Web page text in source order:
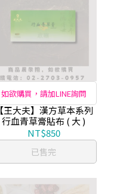
如欲購買，請加LINE詢問
【王大夫】漢方草本系列
行血青草膏貼布 ( 大 )
NT$850
已售完